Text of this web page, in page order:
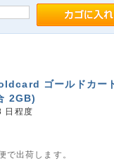
ゴールドカー
2GB)
日程度
出荷します。